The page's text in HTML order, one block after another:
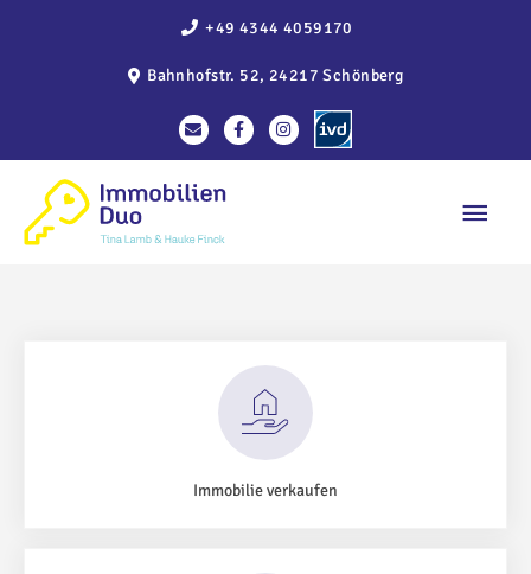
+49 4344 4059170
Bahnhofstr. 52, 24217 Schönberg
Immobilie verkaufen